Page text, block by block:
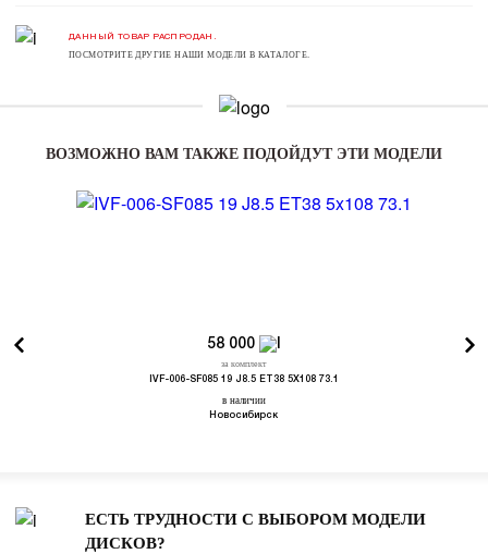
ДАННЫЙ ТОВАР РАСПРОДАН.
ПОСМОТРИТЕ ДРУГИЕ НАШИ МОДЕЛИ В КАТАЛОГЕ.
ВОЗМОЖНО ВАМ ТАКЖЕ ПОДОЙДУТ ЭТИ МОДЕЛИ
58 000
за комплект
IVF-006-SF085 19 J8.5 ET38 5X108 73.1
в наличии
Новосибирск
ЕСТЬ ТРУДНОСТИ С ВЫБОРОМ МОДЕЛИ
ДИСКОВ?